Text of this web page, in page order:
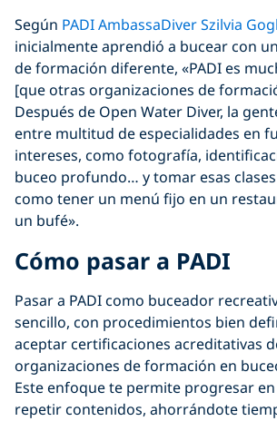
Según PADI AmbassaDiver Szilvia
inicialmente aprendió a bucear con
de formación diferente, «PADI es
[que otras organizaciones de
Después de Open Water Diver, la
entre multitud de especialidades en
intereses, como fotografía,
buceo profundo… y tomar esas clases
como tener un menú fijo en un
un bufé».
Cómo pasar a PADI
Pasar a PADI como buceador
sencillo, con procedimientos bien
aceptar certificaciones acreditativas
organizaciones de formación en
Este enfoque te permite progresar
repetir contenidos, ahorrándote